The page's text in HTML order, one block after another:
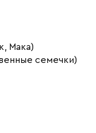
Мака)
семечки)